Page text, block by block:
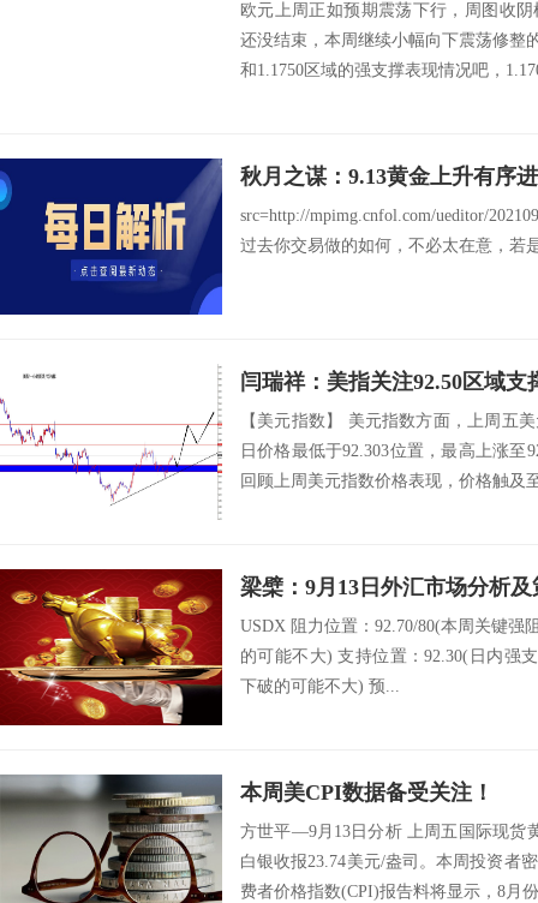
欧元上周正如预期震荡下行，周图收
还没结束，本周继续小幅向下震荡修整
和1.1750区域的强支撑表现情况吧，
秋月之谋：9.13黄金上升有序
src=http://mpimg.cnfol.com/ueditor/
过去你交易做的如何，不必太在意，若
闫瑞祥：美指关注92.50区域
【美元指数】 美元指数方面，上周五
日价格最低于92.303位置，最高上涨至
回顾上周美元指数价格表现，价格触及
梁檗：9月13日外汇市场分析及
USDX 阻力位置：92.70/80(本周关键强
的可能不大) 支持位置：92.30(日内强
下破的可能不大) 预...
本周美CPI数据备受关注！
方世平—9月13日分析 上周五国际现货
白银收报23.74美元/盎司。本周投资者
费者价格指数(CPI)报告料将显示，8月